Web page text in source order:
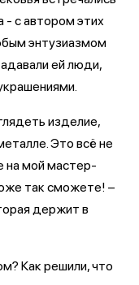
- с автором этих
энтузиазмом
ей люди,
изделие,
Это всё не
на мой мастер-
так сможете! –
держит в
Как решили, что